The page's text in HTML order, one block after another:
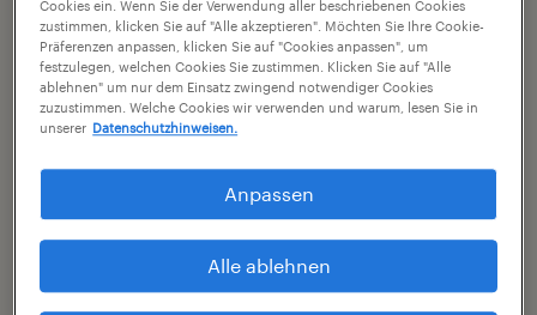
Cookies ein. Wenn Sie der Verwendung aller beschriebenen Cookies
zustimmen, klicken Sie auf "Alle akzeptieren". Möchten Sie Ihre Cookie-
Präferenzen anpassen, klicken Sie auf "Cookies anpassen", um
festzulegen, welchen Cookies Sie zustimmen. Klicken Sie auf "Alle
ablehnen" um nur dem Einsatz zwingend notwendiger Cookies
zuzustimmen. Welche Cookies wir verwenden und warum, lesen Sie in
unserer Datenschutzhinweisen.
Anpassen
Alle ablehnen